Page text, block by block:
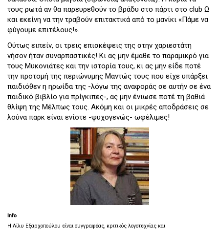
τους ρωτά αν θα παρευρεθούν το βράδυ στο πάρτι στο club Ω
και εκείνη να την τραβούν επιτακτικά από το μανίκι «Πάμε να
φύγουμε επιτέλους!».
Ούτως ειπείν, οι τρεις επισκέψεις της στην χαριεστάτη
νήσον ήταν συναρπαστικές! Κι ας μην έμαθε το παραμικρό για
τους Μυκονιάτες και την ιστορία τους, κι ας μην είδε ποτέ
την προτομή της περιώνυμης Μαντώς τους που είχε υπάρξει
παιδιόθεν η ηρωίδα της -λόγω της αναφοράς σε αυτήν σε ένα
παιδικό βιβλίο για πρίγκιπες-, ας μην ένιωσε ποτέ τη βαθιά
θλίψη της Μέλπως τους. Ακόμη και οι μικρές αποδράσεις σε
λούνα παρκ είναι ενίοτε -ψυχογενώς- ωφέλιμες!
Info
H Λίλυ Εξαρχοπούλου είναι συγγραφέας, κριτικός λογοτεχνίας και